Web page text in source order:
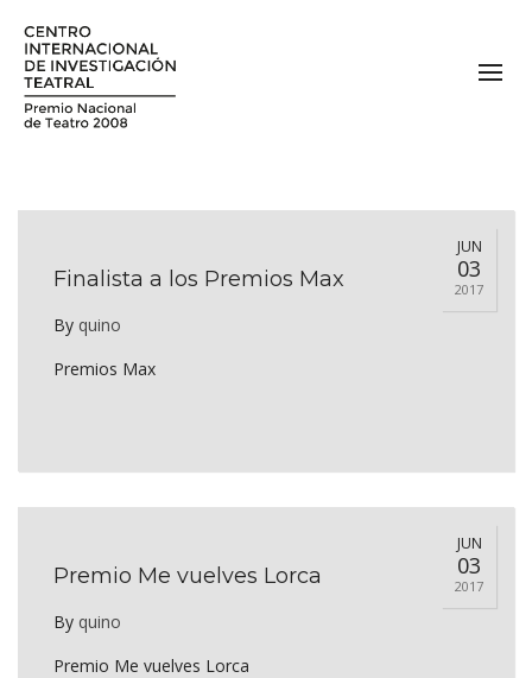
JUN
03
2017
Finalista a los Premios Max
By quino
Premios Max
JUN
03
2017
Premio Me vuelves Lorca
By quino
Premio Me vuelves Lorca